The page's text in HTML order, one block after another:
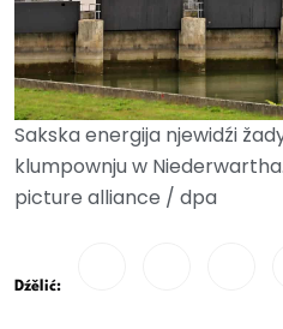
Sakska energija njewidźi
klumpownju w
picture alliance / dpa
Dźělić: